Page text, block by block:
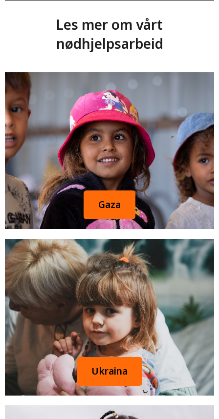
Du kan hjelpe barn
katastrofer
Støtt nå
Les mer om vårt
nødhjelpsarbeid
Gaza
Ukraina